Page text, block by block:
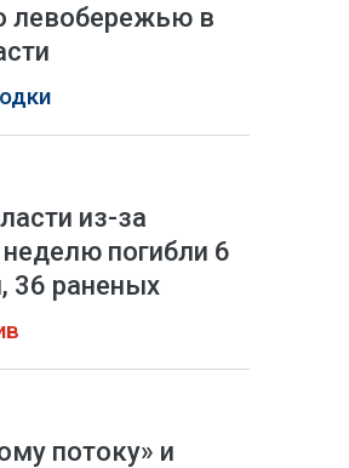
левобережью в
из-за
погибли 6
36 раненых
потоку» и